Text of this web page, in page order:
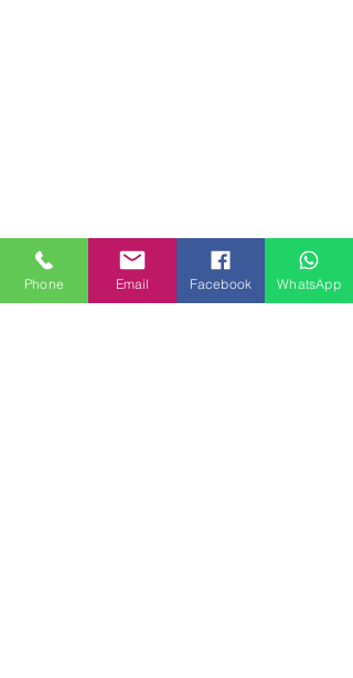
MILANHOUSES
Phone Email Facebook WhatsApp